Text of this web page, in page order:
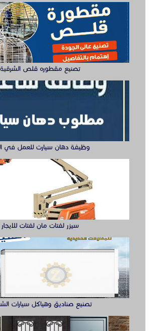
اسفلت الشوارع
شركات اسفلت في الشرقية
مقاول اسفلت الدمام
وظيفة دهان سيارت للعمل في
تصنيع صناديق وهياكل سيارات
ابواب حديد ليزر او مشغول